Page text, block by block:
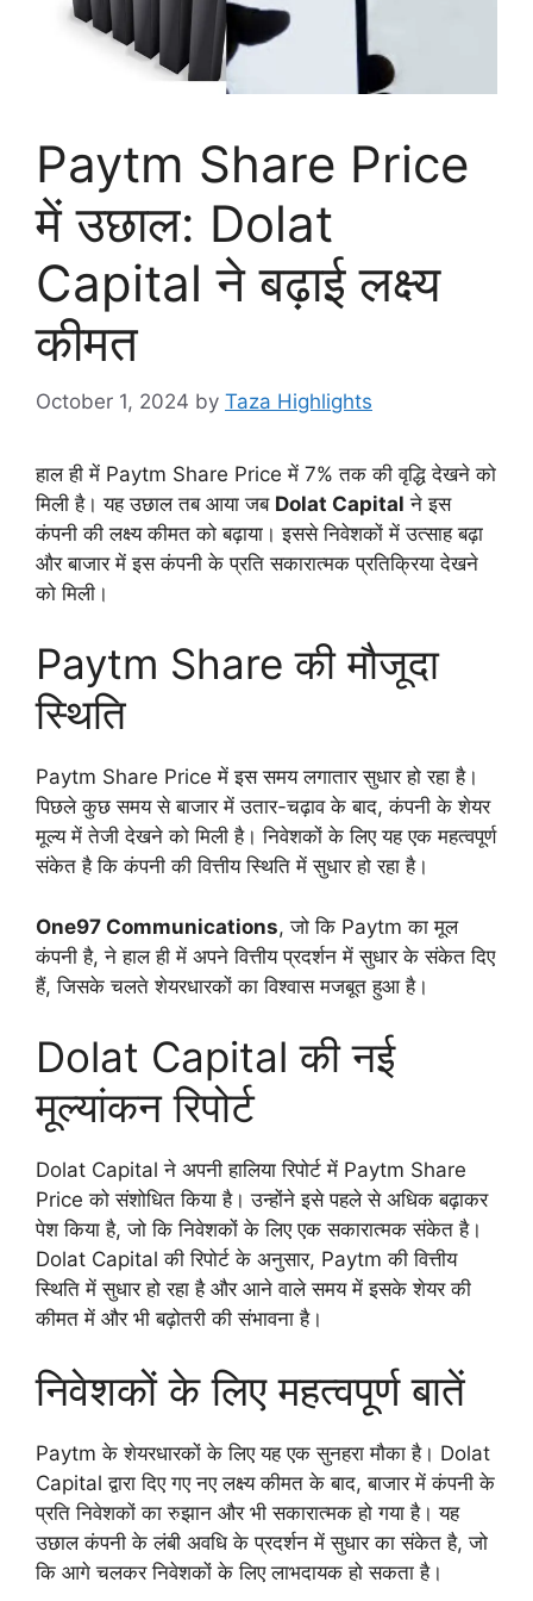
Paytm Share Price
में उछाल: Dolat
Capital ने बढ़ाई लक्ष्य
कीमत
October 1, 2024 by Taza Highlights
हाल ही में Paytm Share Price में 7% तक की वृद्धि देखने को
मिली है। यह उछाल तब आया जब Dolat Capital ने इस
कंपनी की लक्ष्य कीमत को बढ़ाया। इससे निवेशकों में उत्साह बढ़ा
और बाजार में इस कंपनी के प्रति सकारात्मक प्रतिक्रिया देखने
को मिली।
Paytm Share की मौजूदा
स्थिति
Paytm Share Price में इस समय लगातार सुधार हो रहा है।
पिछले कुछ समय से बाजार में उतार-चढ़ाव के बाद, कंपनी के शेयर
मूल्य में तेजी देखने को मिली है। निवेशकों के लिए यह एक महत्वपूर्ण
संकेत है कि कंपनी की वित्तीय स्थिति में सुधार हो रहा है।
One97 Communications, जो कि Paytm का मूल
कंपनी है, ने हाल ही में अपने वित्तीय प्रदर्शन में सुधार के संकेत दिए
हैं, जिसके चलते शेयरधारकों का विश्वास मजबूत हुआ है।
Dolat Capital की नई
मूल्यांकन रिपोर्ट
Dolat Capital ने अपनी हालिया रिपोर्ट में Paytm Share
Price को संशोधित किया है। उन्होंने इसे पहले से अधिक बढ़ाकर
पेश किया है, जो कि निवेशकों के लिए एक सकारात्मक संकेत है।
Dolat Capital की रिपोर्ट के अनुसार, Paytm की वित्तीय
स्थिति में सुधार हो रहा है और आने वाले समय में इसके शेयर की
कीमत में और भी बढ़ोतरी की संभावना है।
निवेशकों के लिए महत्वपूर्ण बातें
Paytm के शेयरधारकों के लिए यह एक सुनहरा मौका है। Dolat
Capital द्वारा दिए गए नए लक्ष्य कीमत के बाद, बाजार में कंपनी के
प्रति निवेशकों का रुझान और भी सकारात्मक हो गया है। यह
उछाल कंपनी के लंबी अवधि के प्रदर्शन में सुधार का संकेत है, जो
कि आगे चलकर निवेशकों के लिए लाभदायक हो सकता है।